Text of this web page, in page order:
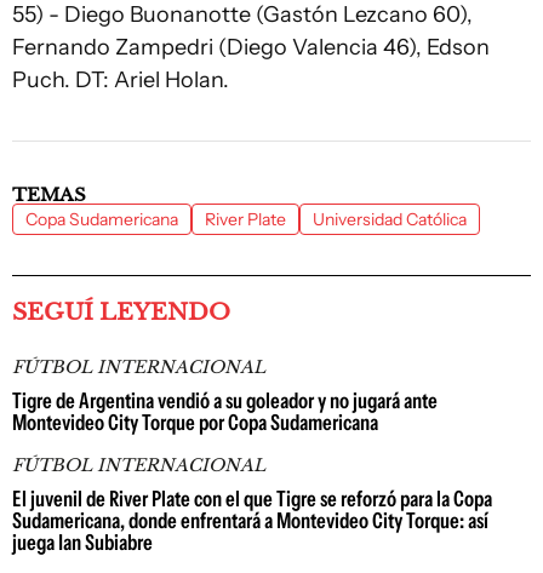
55) - Diego Buonanotte (Gastón Lezcano 60),
Fernando Zampedri (Diego Valencia 46), Edson
Puch. DT: Ariel Holan.
TEMAS
Copa Sudamericana River Plate Universidad Católica
SEGUÍ LEYENDO
FÚTBOL INTERNACIONAL
Tigre de Argentina vendió a su goleador y no jugará ante
Montevideo City Torque por Copa Sudamericana
FÚTBOL INTERNACIONAL
El juvenil de River Plate con el que Tigre se reforzó para la Copa
Sudamericana, donde enfrentará a Montevideo City Torque: así
juega Ian Subiabre